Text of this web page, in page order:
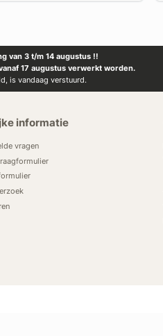
van 3 t/m 14 augustus !!
17 augustus verwerkt worden.
is vandaag verstuurd.
informatie
vragen